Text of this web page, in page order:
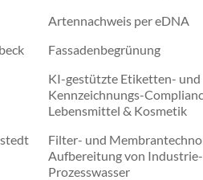
Artennachweis per eDNA
Fassadenbegrünung
KI-gestützte Etiketten- und
Kennzeichnungs-
Lebensmittel & Kosmetik
Filter- und
Aufbereitung von
Prozesswasser